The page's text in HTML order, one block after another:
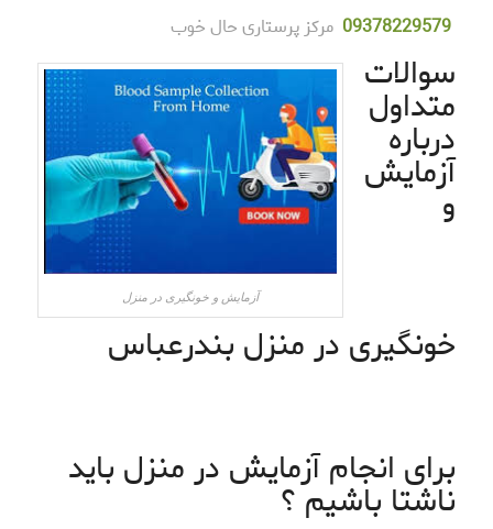
09378229579 مرکز پرستاری حال خوب
آزمایش و خونگیری در منزل
سوالات
متداول
درباره
آزمایش
و
خونگیری در منزل بندرعباس
برای انجام آزمایش در منزل باید
ناشتا باشیم ؟